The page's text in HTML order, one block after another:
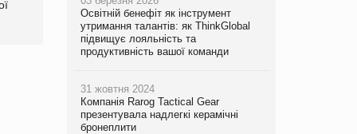
Освітній бенефіт як інструмент
утримання талантів: як ThinkGlobal
підвищує лояльність та
продуктивність вашої команди
31 жовтня 2024
Компанія Rarog Tactical Gear
презентувала надлегкі керамічні
бронеплити